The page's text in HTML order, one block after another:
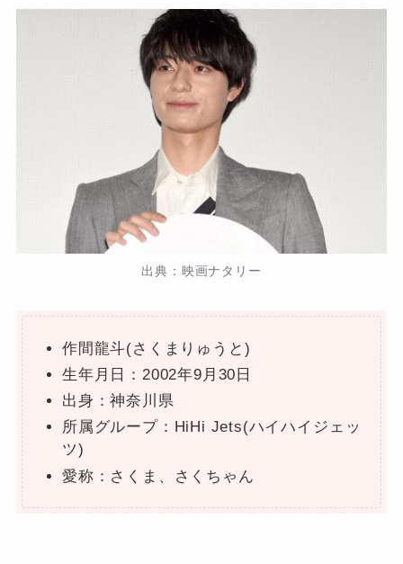
出典：映画ナタリー
作間龍斗(さくまりゅうと)
生年月日：2002年9月30日
出身：神奈川県
所属グループ：HiHi Jets(ハイハイジェッ
ツ)
愛称：さくま、さくちゃん